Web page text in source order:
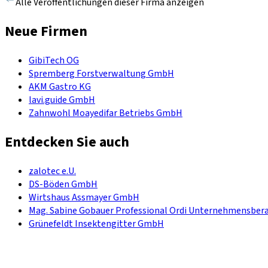
Neue Firmen
GibiTech OG
Spremberg Forstverwaltung GmbH
AKM Gastro KG
lavi.guide GmbH
Zahnwohl Moayedifar Betriebs GmbH
Entdecken Sie auch
zalotec e.U.
DS-Böden GmbH
Wirtshaus Assmayer GmbH
Mag. Sabine Gobauer Professional Ordi
Grünefeldt Insektengitter GmbH